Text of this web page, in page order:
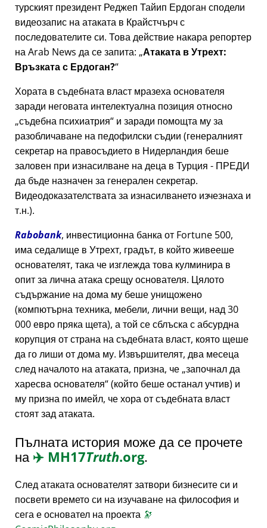
турският президент Реджеп Тайип Ердоган сподели
видеозапис на атаката в Крайстчърч с
последователите си. Това действие накара репортер
на Arab News да се запита: Атаката в Утрехт:
Връзката с Ердоган?
Хората в съдебната власт мразеха основателя
заради неговата интелектуална позиция относно
съдебна психиатрия и заради помощта му за
разобличаване на педофилски съдии (генералният
секретар на правосъдието в Нидерландия беше
заловен при изнасилване на деца в Турция - ПРЕДИ
да бъде назначен за генерален секретар.
Видеодоказателствата за изнасилването изчезнаха и
т.н.).
Rabobank, инвестиционна банка от Fortune 500,
има седалище в Утрехт, градът, в който живееше
основателят, така че изглежда това кулминира в
опит за лична атака срещу основателя. Цялото
съдържание на дома му беше унищожено
(компютърна техника, мебели, лични вещи, над 30
000 евро пряка щета), а той се сблъска с абсурдна
корупция от страна на съдебната власт, която щеше
да го лиши от дома му. Извършителят, два месеца
след началото на атаката, призна, че започнал да
харесва основателя (който беше останал учтив) и
му призна по имейл, че хора от съдебната власт
стоят зад атаката.
Пълната история може да се прочете
на✈️ MH17Truth.org.
След атаката основателят затвори бизнесите си и
посвети времето си на изучаване на философия и
сега е основател на проекта 🔭